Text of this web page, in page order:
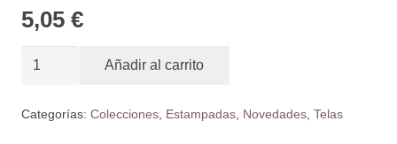
5,05 €
Tela
colección
Añadir al carrito
Categorías: Colecciones, Estampadas, Novedades, Telas